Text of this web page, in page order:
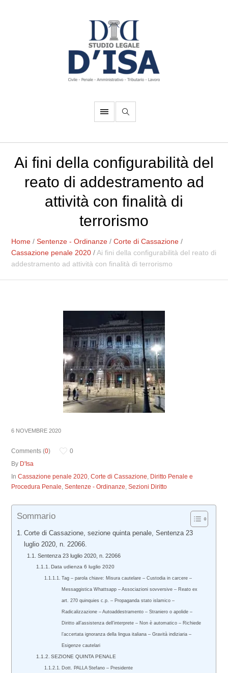
Ai fini della configurabilità del
reato di addestramento ad
attività con finalità di
terrorismo
Home /Sentenze - Ordinanze /Corte di Cassazione /
Cassazione penale 2020 /Ai fini della configurabilità del reato di
addestramento ad attività con finalità di terrorismo
6 NOVEMBRE 2020
Comments (0)
0
By D'Isa
InCassazione penale 2020,Corte di Cassazione, Diritto Penale e
Procedura Penale,Sentenze - Ordinanze,Sezioni Diritto
Sommario
Corte di Cassazione, sezione quinta penale, Sentenza 23
luglio 2020, n. 22066.
Sentenza 23 luglio 2020, n. 22066
Data udienza 6 luglio 2020
Tag – parola chiave: Misura cautelare – Custodia in carcere –
Messaggistica Whattsapp – Associazioni sovversive – Reato ex
art. 270 quinquies c.p. – Propaganda stato islamico –
Radicalizzazione – Autoaddestramento – Straniero o apolide –
Diritto all’assistenza dell’interprete – Non è automatico – Richiede
l’accertata ignoranza della lingua italiana – Gravità indiziaria –
Esigenze cautelari
SEZIONE QUINTA PENALE
Dott. PALLA Stefano – Presidente